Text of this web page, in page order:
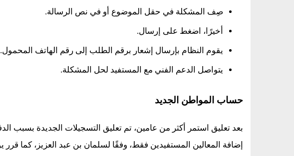
صِف المشكلة في حقل الموضوع أو في نص الرسالة.
أخيرًا، اضغط على إرسال.
يقوم النظام بإرسال إشعار برقم الطلب إلى رقم الهاتف المحمول.
يتواصل الدعم الفني مع المستفيد لحل المشكلة.
حساب المواطن الجديد